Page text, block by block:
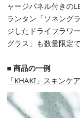
ャージパネル付きの
ランタン「ソネング
ジしたドライフラワ
グラス」も数量限定
■ 商品の一例
「KHAKI」スキンケ